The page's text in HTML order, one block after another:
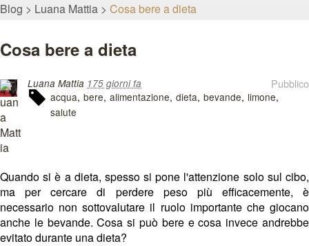
Blog Luana Mattia Cosa bere a dieta
Cosa bere a dieta
Pubblico
Luana Mattia 175 giorni fa
acqua bere alimentazione dieta bevande limone
salute
Quando si è a dieta, spesso si pone l'attenzione solo sul cibo,
ma per cercare di perdere peso più efficacemente, è
necessario non sottovalutare il ruolo importante che giocano
anche le bevande. Cosa si può bere e cosa invece andrebbe
evitato durante una dieta?